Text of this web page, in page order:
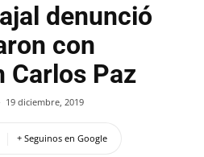
denunció
con
Carlos Paz
19 diciembre, 2019
+ Seguinos en Google